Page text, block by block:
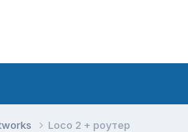
Loco 2 + роутер